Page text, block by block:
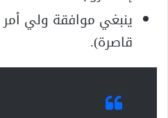
ينبغي موافقة ولي أمر
قاصرة).